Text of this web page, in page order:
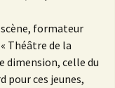
formateur
Théâtre de la
dimension, celle du
ces jeunes,